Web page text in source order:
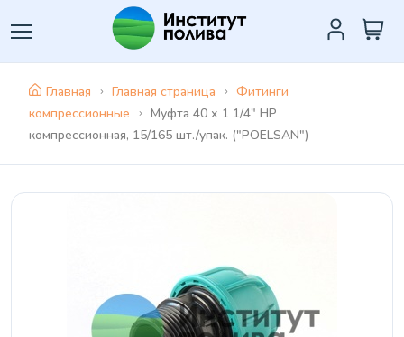
Главная Главная страница
Фитинги
компрессионные
Муфта 40 х 1 1/4" НР
компрессионная, 15/165 шт./упак. ("POELSAN")